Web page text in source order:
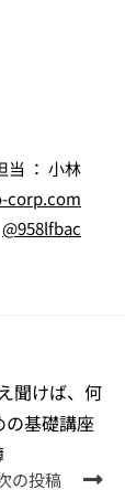
当 ： 小林
corp.com
@958lfbac
聞けば、何
の基礎講座
の投稿